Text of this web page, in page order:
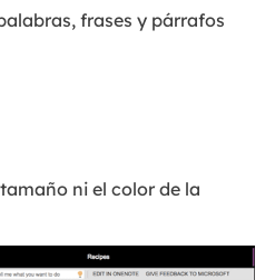
frases y párrafos
ni el color de la